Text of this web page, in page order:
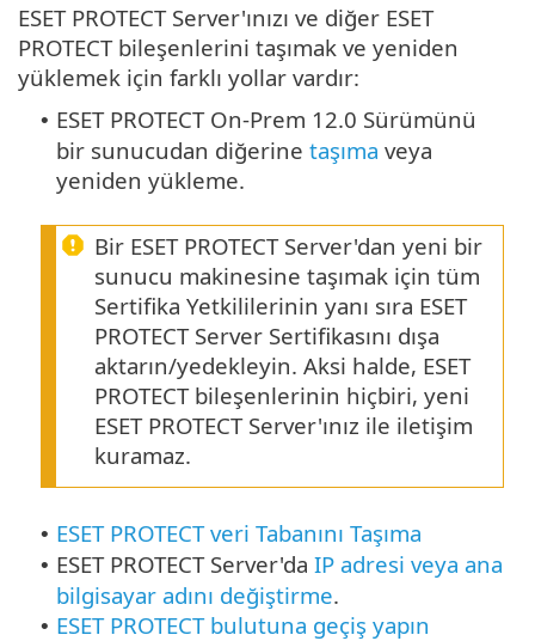
ESET PROTECT Server'ınızı ve diğer ESET
PROTECT bileşenlerini taşımak ve yeniden
yüklemek için farklı yollar vardır:
• ESET PROTECT On-Prem 12.0 Sürümünü
bir sunucudan diğerine taşıma veya
yeniden yükleme.
Bir ESET PROTECT Server'dan yeni bir
sunucu makinesine taşımak için tüm
Sertifika Yetkililerinin yanı sıra ESET
PROTECT Server Sertifikasını dışa
aktarın/yedekleyin. Aksi halde, ESET
PROTECT bileşenlerinin hiçbiri, yeni
ESET PROTECT Server'ınız ile iletişim
kuramaz.
• ESET PROTECT veri Tabanını Taşıma
• ESET PROTECT Server'da IP adresi veya ana
bilgisayar adını değiştirme.
• ESET PROTECT bulutuna geçiş yapın